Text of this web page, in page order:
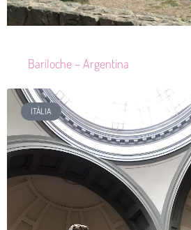
Bariloche – Argentina
ITÁLIA